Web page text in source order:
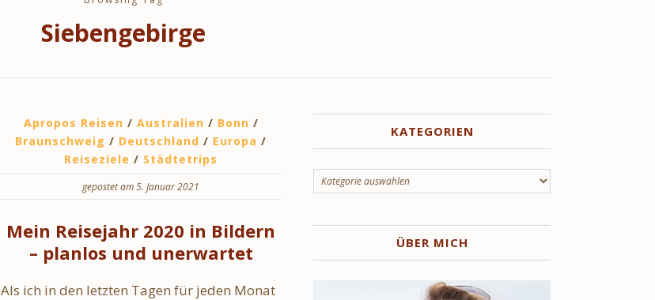
Siebengebirge
Apropos Reisen / Australien / Bonn /
Braunschweig / Deutschland / Europa /
Reiseziele / Städtetrips
gepostet am 5. Januar 2021
Mein Reisejahr 2020 in Bildern
– planlos und unerwartet
Als ich in den letzten Tagen für jeden Monat
KATEGORIEN
Kategorien
ÜBER MICH